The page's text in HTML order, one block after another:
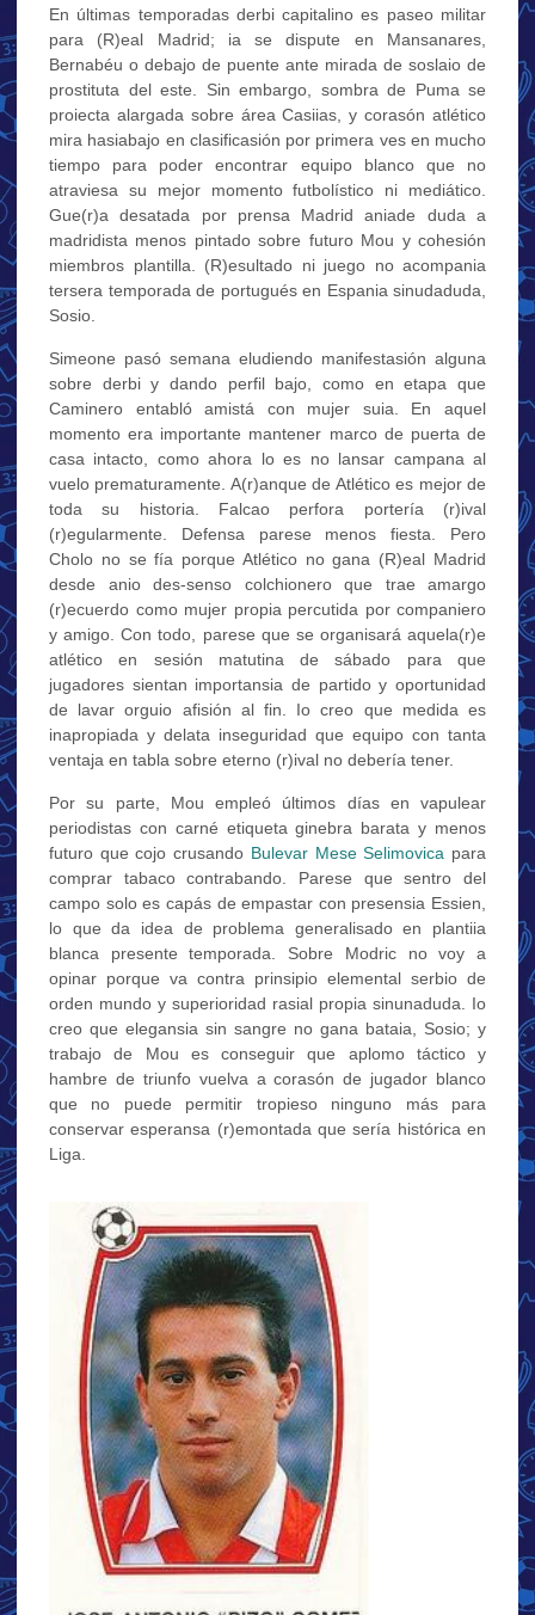
En últimas temporadas derbi capitalino es paseo militar
para (R)eal Madrid; ia se dispute en Mansanares,
Bernabéu o debajo de puente ante mirada de soslaio de
prostituta del este. Sin embargo, sombra de Puma se
proiecta alargada sobre área Casiias, y corasón atlético
mira hasiabajo en clasificasión por primera ves en mucho
tiempo para poder encontrar equipo blanco que no
atraviesa su mejor momento futbolístico ni mediático.
Gue(r)a desatada por prensa Madrid aniade duda a
madridista menos pintado sobre futuro Mou y cohesión
miembros plantilla. (R)esultado ni juego no acompania
tersera temporada de portugués en Espania sinudaduda,
Sosio.
Simeone pasó semana eludiendo manifestasión alguna
sobre derbi y dando perfil bajo, como en etapa que
Caminero entabló amistá con mujer suia. En aquel
momento era importante mantener marco de puerta de
casa intacto, como ahora lo es no lansar campana al
vuelo prematuramente. A(r)anque de Atlético es mejor de
toda su historia. Falcao perfora portería (r)ival
(r)egularmente. Defensa parese menos fiesta. Pero
Cholo no se fía porque Atlético no gana (R)eal Madrid
desde anio des-senso colchionero que trae amargo
(r)ecuerdo como mujer propia percutida por companiero
y amigo. Con todo, parese que se organisará aquela(r)e
atlético en sesión matutina de sábado para que
jugadores sientan importansia de partido y oportunidad
de lavar orguio afisión al fin. Io creo que medida es
inapropiada y delata inseguridad que equipo con tanta
ventaja en tabla sobre eterno (r)ival no debería tener.
Por su parte, Mou empleó últimos días en vapulear
periodistas con carné etiqueta ginebra barata y menos
futuro que cojo crusando Bulevar Mese Selimovica para
comprar tabaco contrabando. Parese que sentro del
campo solo es capás de empastar con presensia Essien,
lo que da idea de problema generalisado en plantiia
blanca presente temporada. Sobre Modric no voy a
opinar porque va contra prinsipio elemental serbio de
orden mundo y superioridad rasial propia sinunaduda. Io
creo que elegansia sin sangre no gana bataia, Sosio; y
trabajo de Mou es conseguir que aplomo táctico y
hambre de triunfo vuelva a corasón de jugador blanco
que no puede permitir tropieso ninguno más para
conservar esperansa (r)emontada que sería histórica en
Liga.